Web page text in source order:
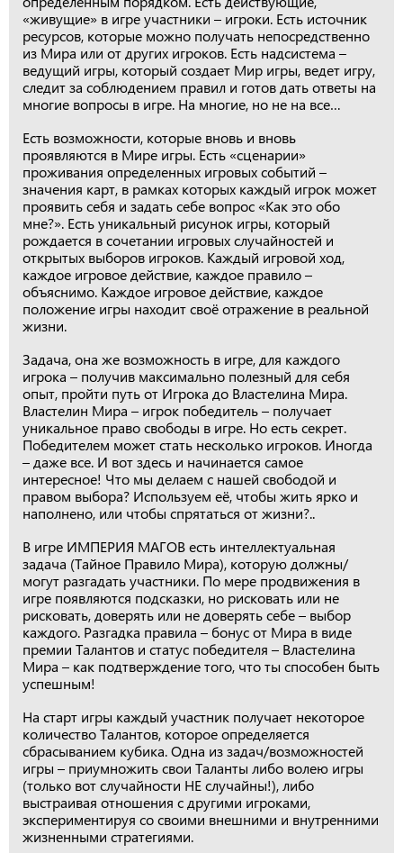
«живущие» в игре участники – игроки. Есть источник
ресурсов, которые можно получать непосредственно
из Мира или от других игроков. Есть надсистема –
ведущий игры, который создает Мир игры, ведет игру,
следит за соблюдением правил и готов дать ответы на
многие вопросы в игре. На многие, но не на все…
Есть возможности, которые вновь и вновь
проявляются в Мире игры. Есть «сценарии»
проживания определенных игровых событий –
значения карт, в рамках которых каждый игрок может
проявить себя и задать себе вопрос «Как это обо
мне?». Есть уникальный рисунок игры, который
рождается в сочетании игровых случайностей и
открытых выборов игроков. Каждый игровой ход,
каждое игровое действие, каждое правило –
объяснимо. Каждое игровое действие, каждое
положение игры находит своё отражение в реальной
жизни.
Задача, она же возможность в игре, для каждого
игрока – получив максимально полезный для себя
опыт, пройти путь от Игрока до Властелина Мира.
Властелин Мира – игрок победитель – получает
уникальное право свободы в игре. Но есть секрет.
Победителем может стать несколько игроков. Иногда
– даже все. И вот здесь и начинается самое
интересное! Что мы делаем с нашей свободой и
правом выбора? Используем её, чтобы жить ярко и
наполнено, или чтобы спрятаться от жизни?..
В игре ИМПЕРИЯ МАГОВ есть интеллектуальная
задача (Тайное Правило Мира), которую должны/
могут разгадать участники. По мере продвижения в
игре появляются подсказки, но рисковать или не
рисковать, доверять или не доверять себе – выбор
каждого. Разгадка правила – бонус от Мира в виде
премии Талантов и статус победителя – Властелина
Мира – как подтверждение того, что ты способен быть
успешным!
На старт игры каждый участник получает некоторое
количество Талантов, которое определяется
сбрасыванием кубика. Одна из задач/возможностей
игры – приумножить свои Таланты либо волею игры
(только вот случайности НЕ случайны!), либо
выстраивая отношения с другими игроками,
экспериментируя со своими внешними и внутренними
жизненными стратегиями.